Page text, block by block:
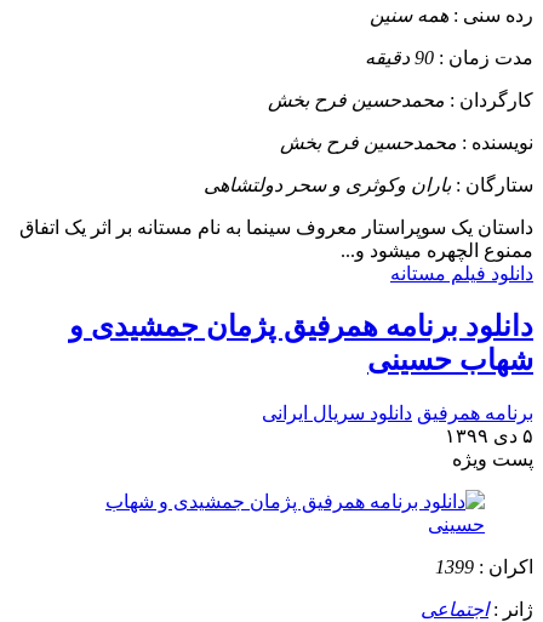
رده سنی : همه سنین
مدت زمان : 90 دقیقه
کارگردان : محمدحسین فرح بخش
نویسنده : محمدحسین فرح بخش
ستارگان :باران وکوثری و سحر دولتشاهی
داستان یک سوپراستار معروف سینما به نام مستانه بر اثر یک اتفاق
ممنوع الچهره میشود و...
دانلود فیلم مستانه
دانلود برنامه همرفیق پژمان جمشیدی و
شهاب حسینی
برنامه همرفیق دانلود سریال ایرانی
۵ دی ۱۳۹۹
پست ويژه
اکران : 1399
ژانر :اجتماعی